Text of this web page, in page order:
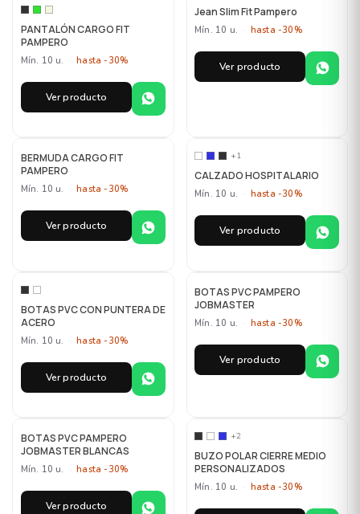
PANTALÓN CARGO FIT
PAMPERO
Mín. 10 u. · hasta -30%
Ver producto
Jean Slim Fit Pampero
Mín. 10 u. · hasta -30%
Ver producto
BERMUDA CARGO FIT
PAMPERO
Mín. 10 u. · hasta -30%
Ver producto
+1
CALZADO HOSPITALARIO
Mín. 10 u. · hasta -30%
Ver producto
BOTAS PVC CON PUNTERA DE
ACERO
Mín. 10 u. · hasta -30%
Ver producto
BOTAS PVC PAMPERO
JOBMASTER
Mín. 10 u. · hasta -30%
Ver producto
BOTAS PVC PAMPERO
JOBMASTER BLANCAS
Mín. 10 u. · hasta -30%
Ver producto
+2
BUZO POLAR CIERRE MEDIO
PERSONALIZADOS
Mín. 10 u. · hasta -30%